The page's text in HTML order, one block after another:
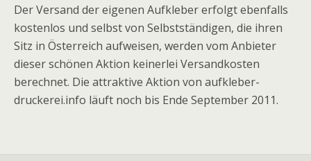
Der Versand der eigenen Aufkleber erfolgt ebenfalls
kostenlos und selbst von Selbstständigen, die ihren
Sitz in Österreich aufweisen, werden vom Anbieter
dieser schönen Aktion keinerlei Versandkosten
berechnet. Die attraktive Aktion von aufkleber-
druckerei.info läuft noch bis Ende September 2011.